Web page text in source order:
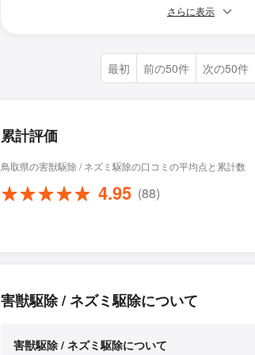
さらに表示
最初 前の50件 次の50件
累計評価
鳥取県の害獣駆除 / ネズミ駆除の口コミの平均点と累計数
4.95 (88)
害獣駆除 / ネズミ駆除について
害獣駆除 / ネズミ駆除について